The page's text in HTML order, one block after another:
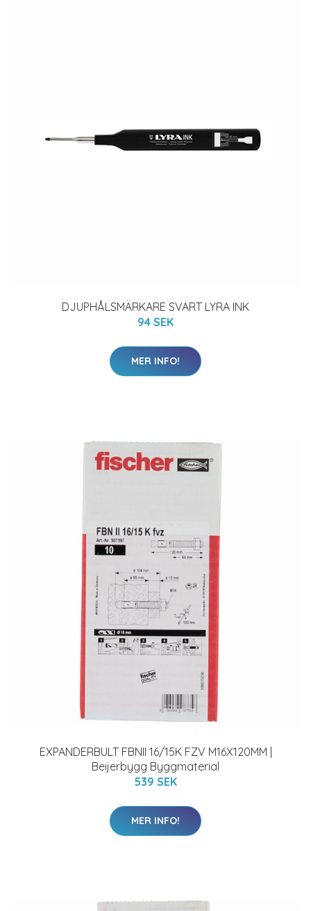
DJUPHÅLSMÄRKARE SVART LYRA INK
94 SEK
MER INFO!
EXPANDERBULT FBNII 16/15K FZV M16X120MM |
Beijerbygg Byggmaterial
539 SEK
MER INFO!